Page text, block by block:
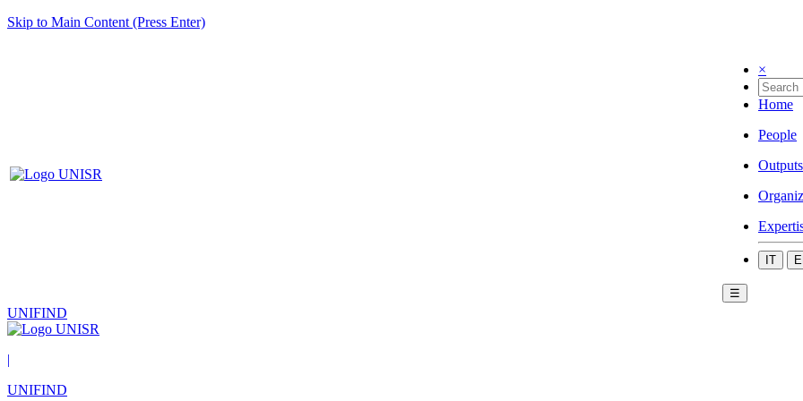
Skip to Main Content (Press Enter)
×
Home
People
Outputs
IT
☰
UNIFIND
|
UNIFIND